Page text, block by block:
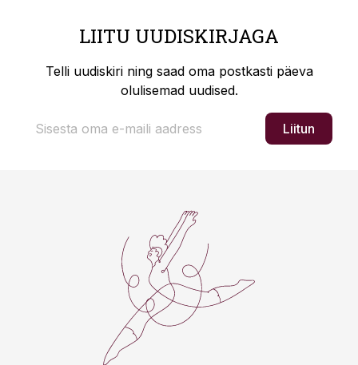
LIITU UUDISKIRJAGA
Telli uudiskiri ning saad oma postkasti päeva
olulisemad uudised.
Liitun